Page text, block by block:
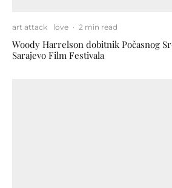
art attack love · 2 min read
Woody Harrelson dobitnik Počasnog
Sarajevo Film Festivala